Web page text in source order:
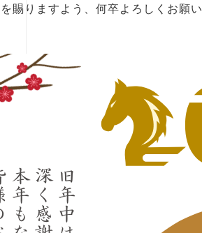
賜りますよう、何卒よろしくお願い